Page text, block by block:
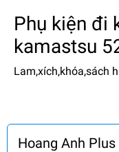
Phụ kiện đi
kamastsu
Lam,xích,khóa,sách
Hoang Anh Plus